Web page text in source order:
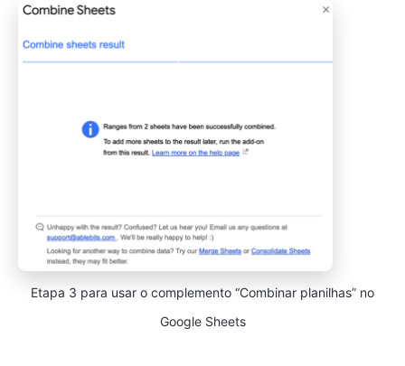
Etapa 3 para usar o complemento “Combinar planilhas” no
Google Sheets